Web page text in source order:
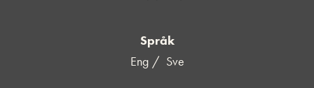
Språk
Eng
Sve